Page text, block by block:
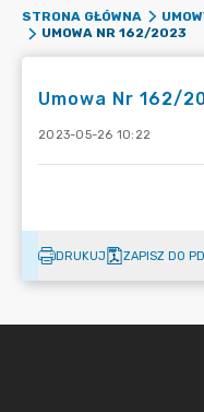
STRONA GŁÓWNA
UMOWA NR 162/2023
Umowa Nr 162/
2023-05-26 10:22
DRUKUJ ZAPISZ DO